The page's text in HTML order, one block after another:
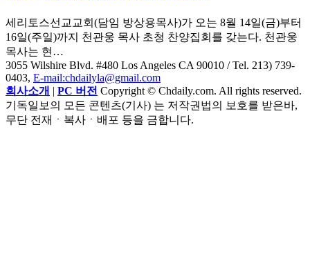
세리토스선교교회(담임 방상용목사)가 오는 8월 14일(금)부터
16일(주일)까지 천관웅 목사 초청 찬양집회를 갖는다. 천관웅
목사는 현…
3055 Wilshire Blvd. #480 Los Angeles CA 90010 / Tel. 213) 739-
0403, E-mail:chdailyla@gmail.com
회사소개 | PC 버전 Copyright © Chdaily.com. All rights reserved.
기독일보의 모든 콘텐츠(기사) 는 저작권법의 보호를 받은바,
무단 전재ㆍ복사ㆍ배포 등을 금합니다.